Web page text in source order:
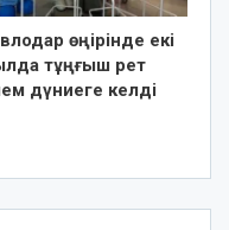
өңірінде екі
тұңғыш рет
дүниеге келді